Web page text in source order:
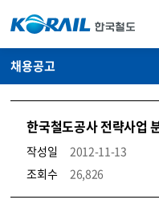
채용공고
한국철도공사 전략사업
작성일
2012-11-13
조회수
26,826
코레일소개_경영공시_채용공고 상세보기 – 내용, 파일, 담당자 연락처로 구성